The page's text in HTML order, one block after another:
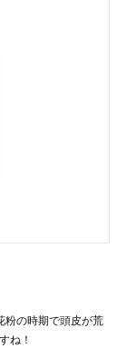
粉の時期で頭皮が荒
ね！